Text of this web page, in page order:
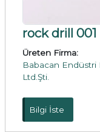
rock drill 001
Üreten Firma:
Babacan Endüstri
Ltd.Şti.
Bilgi İste